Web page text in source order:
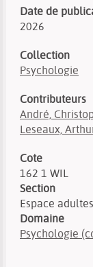
Date de
2026
Collection
Psychologie
Contributeurs
André,
Leseaux,
Cote
162 1 WIL
Section
Espace adultes
Domaine
Psychologie